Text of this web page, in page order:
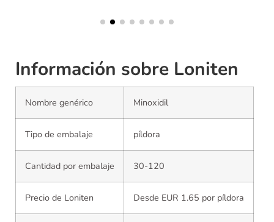
Información sobre Loniten
Nombre genérico Minoxidil
Tipo de embalaje píldora
Cantidad por embalaje 30-120
Precio de Loniten Desde EUR 1.65 por píldora